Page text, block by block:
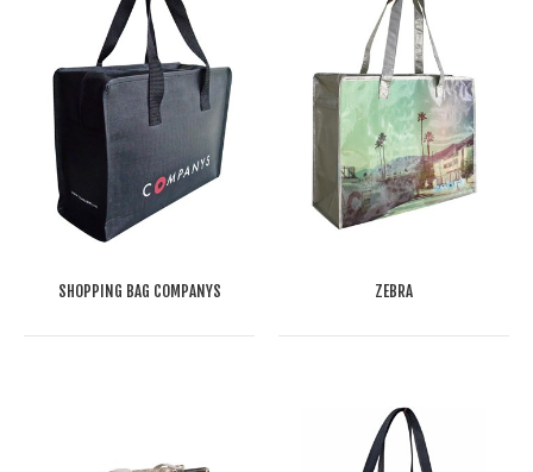
SHOPPING BAG COMPANYS ZEBRA